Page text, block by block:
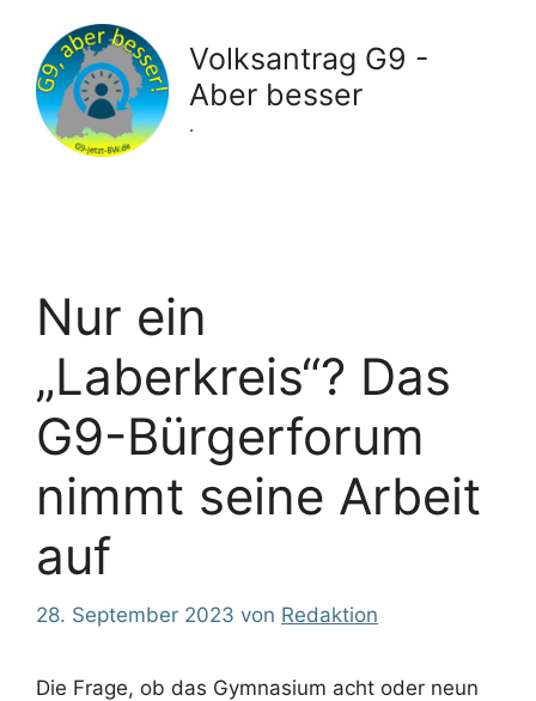
Inhalt
springen
Volksantrag G9 -
Aber besser
.
Nur ein
„Laberkreis“? Das
G9-Bürgerforum
nimmt seine Arbeit
auf
28. September 2023 von Redaktion
Die Frage, ob das Gymnasium acht oder neun